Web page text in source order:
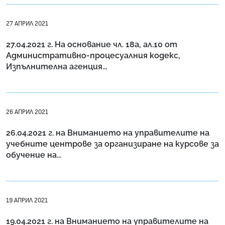
27 АПРИЛ 2021
27.04.2021 г. На основание чл. 18а, ал.10 от
Административно-процесуалния кодекс,
Изпълнителна агенция...
26 АПРИЛ 2021
26.04.2021 г. на Вниманието на управителите на
учебните центрове за организиране на курсове за
обучение на...
19 АПРИЛ 2021
19.04.2021 г. на Вниманието на управителите на